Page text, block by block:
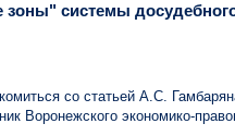
системы
со статьей А.С.
Воронежского экономико-